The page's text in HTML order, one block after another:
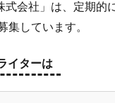
式会社」は、定期的
集しています。
イターは